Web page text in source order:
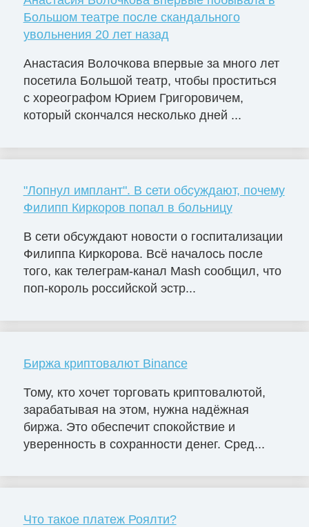
Большом театре после скандального
увольнения 20 лет назад
Анастасия Волочкова впервые за много лет
посетила Большой театр, чтобы проститься
с хореографом Юрием Григоровичем,
который скончался несколько дней ...
"Лопнул имплант". В сети обсуждают, почему
Филипп Киркоров попал в больницу
В сети обсуждают новости о госпитализации
Филиппа Киркорова. Всё началось после
того, как телеграм-канал Mash сообщил, что
поп-король российской эстр...
Биржа криптовалют Binance
Тому, кто хочет торговать криптовалютой,
зарабатывая на этом, нужна надёжная
биржа. Это обеспечит спокойствие и
уверенность в сохранности денег. Сред...
Что такое платеж Роялти?